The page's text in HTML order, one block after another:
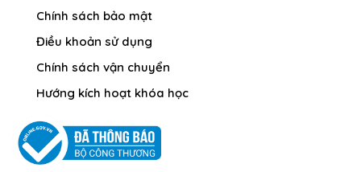
Chính sách bảo mật
Điều khoản sử dụng
Chính sách vận chuyển
Hướng kích hoạt khóa học